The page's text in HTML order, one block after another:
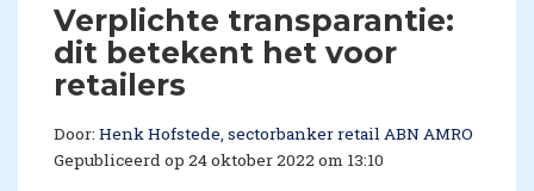
Verplichte transparantie:
dit betekent het voor
retailers
Door: Henk Hofstede, sectorbanker retail ABN AMRO
Gepubliceerd op 24 oktober 2022 om 13:10